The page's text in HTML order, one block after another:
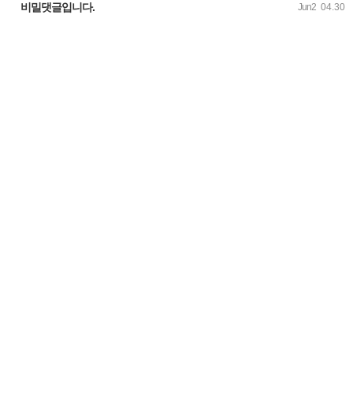
Jun2 04.30
비밀댓글입니다.